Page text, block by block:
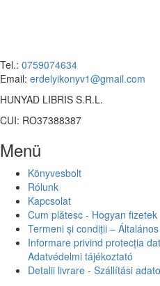
Tel.: 0759074634
Email: erdelyikonyv1@gmail.com
HUNYAD LIBRIS S.R.L.
CUI: RO37388387
Menü
Könyvesbolt
Rólunk
Kapcsolat
Cum plătesc - Hogyan fizetek
Termeni și condiții –
Informare privind protecția
Adatvédelmi tájékoztató
Detalii livrare - Szállítási